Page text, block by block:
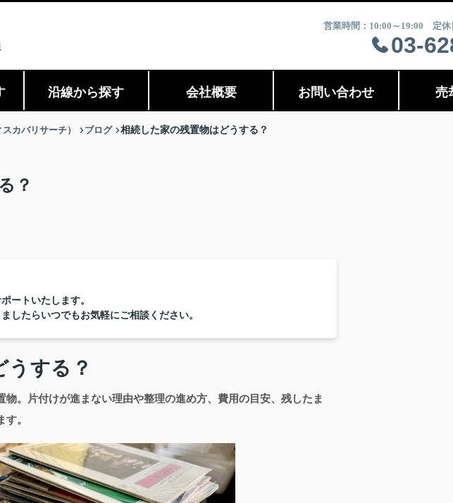
営業時間：10:00～19:00 定休
03-
沿線から探す 会社概要 お問い合わせ 売
カバリサーチ） ブログ 相続した家の残置物はどうする？
？
ートいたします。
したらいつでもお気軽にご相談ください。
うする？
。片付けが進まない理由や整理の進め方、費用の目安、残したま
。